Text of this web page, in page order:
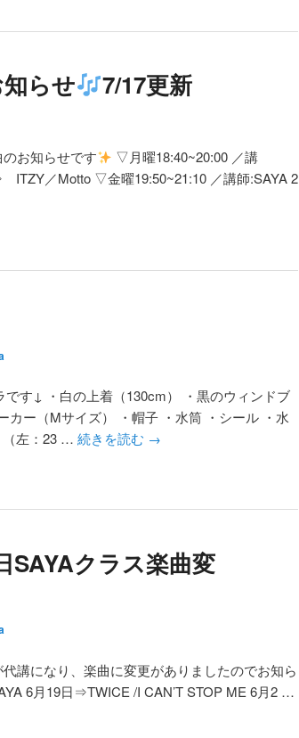
らせ 7/17更新
お知らせです
▽月曜18:40~20:00 ／講
／Motto ▽金曜19:50~21:10 ／講師:SAYA 2
です↓ ・白の上着（130cm） ・黒のウィンドブ
カー（Mサイズ） ・帽子 ・水筒 ・シール ・水
（左：23 … 続きを読む →
SAYAクラス楽曲変
講になり、楽曲に変更がありましたのでお知ら
6月19日⇒TWICE /I CAN’T STOP ME 6月2 …